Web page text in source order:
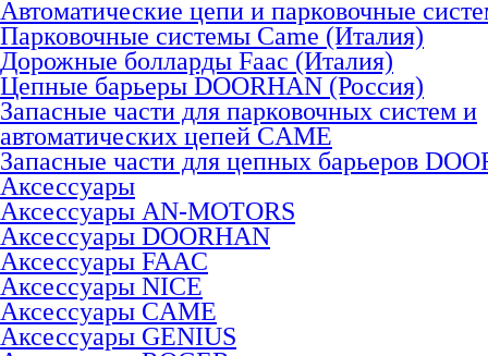
Автоматические цепи и парковочные
Парковочные системы Came (Италия)
Дорожные болларды Faac (Италия)
Цепные барьеры DOORHAN (Россия)
Запасные части для парковочных систем и
автоматических цепей CAME
Запасные части для цепных барьеров
Аксессуары
Аксессуары AN-MOTORS
Аксесcуары DOORHAN
Аксесcуары FAAC
Аксесcуары NICE
Аксессуары CAME
Аксессуары GENIUS